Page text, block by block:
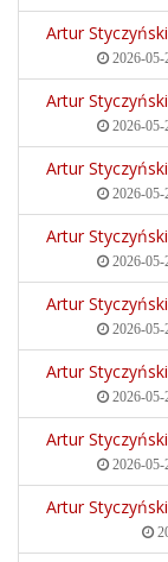
Artur Styczyński
2026-05-
Artur Styczyński
2026-05-
Artur Styczyński
2026-05-
Artur Styczyński
2026-05-
Artur Styczyński
2026-05-
Artur Styczyński
2026-05-
Artur Styczyński
2026-05-
Artur Styczyński